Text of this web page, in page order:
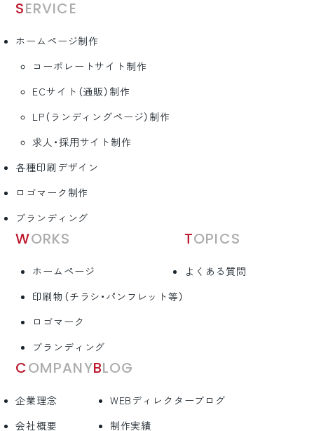
SERVICE
ホームページ制作
コーポレートサイト制作
ECサイト（通販）制作
LP（ランディングページ）制作
求人・採用サイト制作
各種印刷デザイン
ロゴマーク制作
ブランディング
WORKS
ホームページ
印刷物（チラシ・パンフレット等）
ロゴマーク
ブランディング
TOPICS
よくある質問
COMPANY
企業理念
会社概要
BLOG
WEBディレクターブログ
制作実績